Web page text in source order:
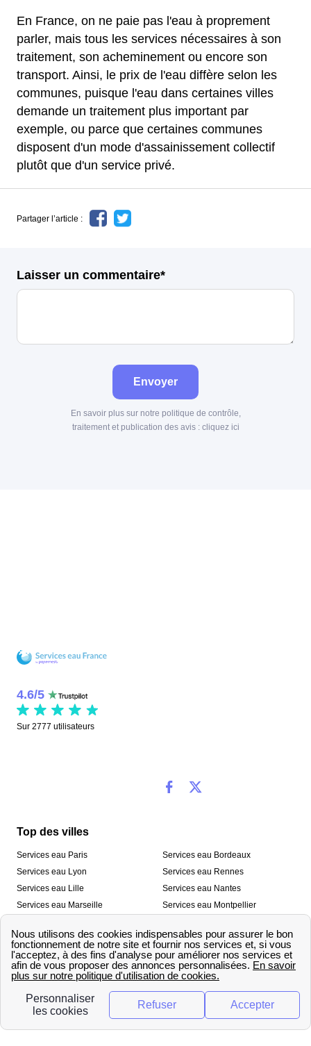
En France, on ne paie pas l'eau à proprement
parler, mais tous les services nécessaires à son
traitement, son acheminement ou encore son
transport. Ainsi, le prix de l'eau diffère selon les
communes, puisque l'eau dans certaines villes
demande un traitement plus important par
exemple, ou parce que certaines communes
disposent d'un mode d'assainissement collectif
plutôt que d'un service privé.
Partager l’article :
Laisser un commentaire*
Envoyer
En savoir plus sur notre politique de contrôle,
traitement et publication des avis : cliquez ici
4.6/5
Sur 2777 utilisateurs
Top des villes
Services eau Paris
Services eau Lyon
Services eau Lille
Services eau Marseille
Services eau Toulon
Services eau Bordeaux
Services eau Rennes
Services eau Nantes
Services eau Montpellier
Services eau Strasbourg
Nos outils
🛁 Simulateur consommation eau
💧 Comparer les fournisseurs
d’eau